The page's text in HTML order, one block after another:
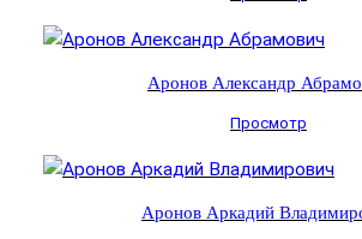
Аронов Александр
Просмотр
Аронов Аркадий